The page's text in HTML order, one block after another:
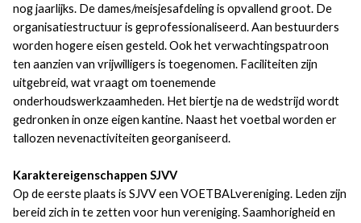
nog jaarlijks. De dames/meisjesafdeling is opvallend groot. De
organisatiestructuur is geprofessionaliseerd. Aan bestuurders
worden hogere eisen gesteld. Ook het verwachtingspatroon
ten aanzien van vrijwilligers is toegenomen. Faciliteiten zijn
uitgebreid, wat vraagt om toenemende
onderhoudswerkzaamheden. Het biertje na de wedstrijd wordt
gedronken in onze eigen kantine. Naast het voetbal worden er
tallozen nevenactiviteiten georganiseerd.
Karaktereigenschappen SJVV
Op de eerste plaats is SJVV een VOETBALvereniging. Leden zijn
bereid zich in te zetten voor hun vereniging. Saamhorigheid en